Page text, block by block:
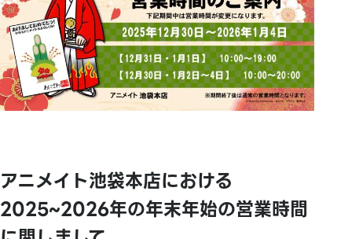
アニメイト池袋本店における
2025~2026年の年末年始の営業時間